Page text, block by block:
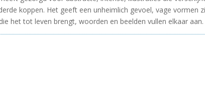
koppen. Het geeft een unheimlich gevoel, vage
het tot leven brengt, woorden en beelden vullen elkaar aan.